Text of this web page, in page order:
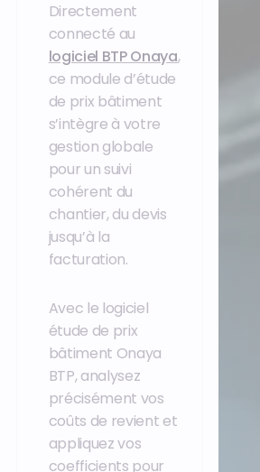
Directement
connecté au
logiciel BTP Onaya,
ce module d’étude
de prix bâtiment
s’intègre à votre
gestion globale
pour un suivi
cohérent du
chantier, du devis
jusqu’à la
facturation.
Avec le logiciel
étude de prix
bâtiment Onaya
BTP, analysez
précisément vos
coûts de revient et
appliquez vos
coefficients pour